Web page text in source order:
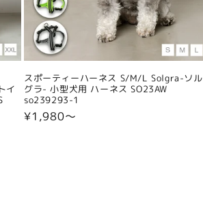
イ
スポーティーハーネス S/M/L Solgra-ソル
グラ- 小型犬用 ハーネス SO23AW
so239293-1
通
¥1,980〜